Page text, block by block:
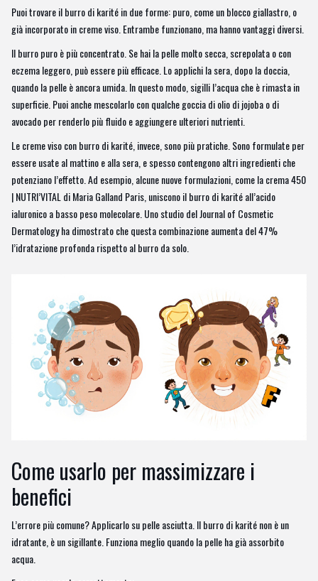
Puoi trovare il burro di karité in due forme: puro, come un blocco giallastro, o
già incorporato in creme viso. Entrambe funzionano, ma hanno vantaggi diversi.
Il burro puro è più concentrato. Se hai la pelle molto secca, screpolata o con
eczema leggero, può essere più efficace. Lo applichi la sera, dopo la doccia,
quando la pelle è ancora umida. In questo modo, sigilli l’acqua che è rimasta in
superficie. Puoi anche mescolarlo con qualche goccia di olio di jojoba o di
avocado per renderlo più fluido e aggiungere ulteriori nutrienti.
Le creme viso con burro di karité, invece, sono più pratiche. Sono formulate per
essere usate al mattino e alla sera, e spesso contengono altri ingredienti che
potenziano l’effetto. Ad esempio, alcune nuove formulazioni, come la crema 450
| NUTRI’VITAL di Maria Galland Paris, uniscono il burro di karité all’acido
ialuronico a basso peso molecolare. Uno studio del Journal of Cosmetic
Dermatology ha dimostrato che questa combinazione aumenta del 47%
l’idratazione profonda rispetto al burro da solo.
Come usarlo per massimizzare i
benefici
L’errore più comune? Applicarlo su pelle asciutta. Il burro di karité non è un
idratante, è un sigillante. Funziona meglio quando la pelle ha già assorbito
acqua.